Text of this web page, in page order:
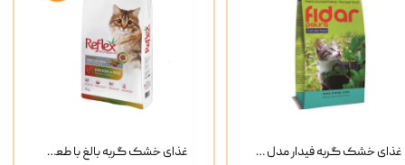
غذای خشک گربه بالغ با طعم مرغ و برنج رفلکس Reflex Multi Color Chicken And Rice وزن 1 کیلوگرم غذای خشک گربه فیدار مدل Adult وزن 10 کیلوگرم